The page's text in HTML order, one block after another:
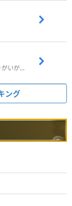
ペットを育ってポイ活しよう！可愛くやりがいがある新感覚アプリ
ング